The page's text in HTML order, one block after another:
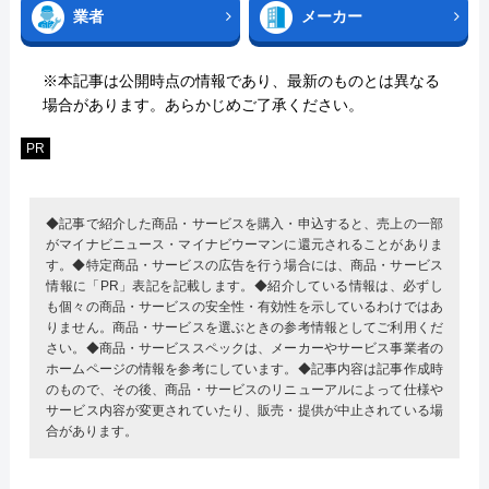
業者 メーカー
※本記事は公開時点の情報であり、最新のものとは異なる
場合があります。あらかじめご了承ください。
PR
◆記事で紹介した商品・サービスを購入・申込すると、売上の一部
がマイナビニュース・マイナビウーマンに還元されることがありま
す。◆特定商品・サービスの広告を行う場合には、商品・サービス
情報に「PR」表記を記載します。◆紹介している情報は、必ずし
も個々の商品・サービスの安全性・有効性を示しているわけではあ
りません。商品・サービスを選ぶときの参考情報としてご利用くだ
さい。◆商品・サービススペックは、メーカーやサービス事業者の
ホームページの情報を参考にしています。◆記事内容は記事作成時
のもので、その後、商品・サービスのリニューアルによって仕様や
サービス内容が変更されていたり、販売・提供が中止されている場
合があります。